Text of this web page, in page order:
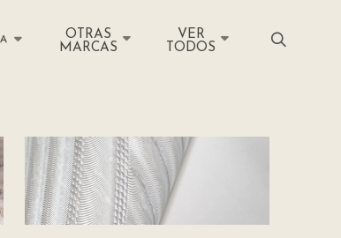
OTRAS
MARCAS
VER
TODOS